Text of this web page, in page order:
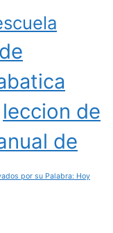
leccion de
de
por su Palabra: Hoy